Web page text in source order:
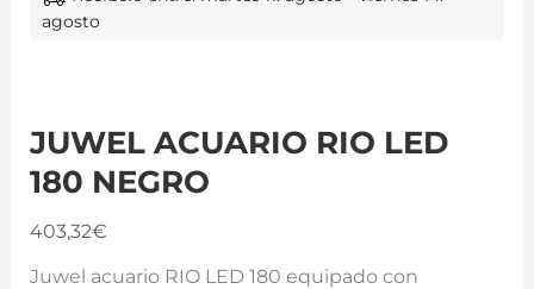
agosto
JUWEL ACUARIO RIO LED
180 NEGRO
403,32€
Juwel acuario RIO LED 180 equipado con